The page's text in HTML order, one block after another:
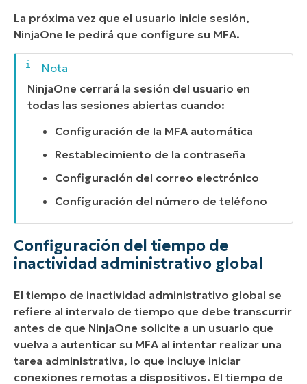
La próxima vez que el usuario inicie sesión,
NinjaOne le pedirá que configure su MFA.
NinjaOne cerrará la sesión del usuario en
todas las sesiones abiertas cuando:
Configuración de la MFA automática
Restablecimiento de la contraseña
Configuración del correo electrónico
Configuración del número de teléfono
Configuración del tiempo de
inactividad administrativo global
El tiempo de inactividad administrativo global se
refiere al intervalo de tiempo que debe transcurrir
antes de que NinjaOne solicite a un usuario que
vuelva a autenticar su MFA al intentar realizar una
tarea administrativa, lo que incluye iniciar
conexiones remotas a dispositivos. El tiempo de